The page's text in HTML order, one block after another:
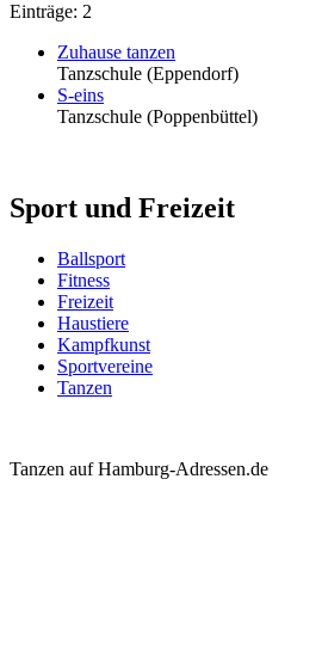
Einträge: 2
Zuhause tanzen
Tanzschule (Eppendorf)
S-eins
Tanzschule (Poppenbüttel)
Sport und Freizeit
Ballsport
Fitness
Freizeit
Haustiere
Kampfkunst
Sportvereine
Tanzen
Tanzen auf Hamburg-Adressen.de